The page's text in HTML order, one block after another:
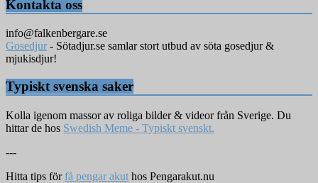
Kontakta oss
info@falkenbergare.se
Gosedjur - Sötadjur.se samlar stort utbud av söta gosedjur &
mjukisdjur!
Typiskt svenska saker
Kolla igenom massor av roliga bilder & videor från Sverige. Du
hittar de hos Swedish Meme - Typiskt svenskt.
---
Hitta tips förfå pengar akut hos Pengarakut.nu